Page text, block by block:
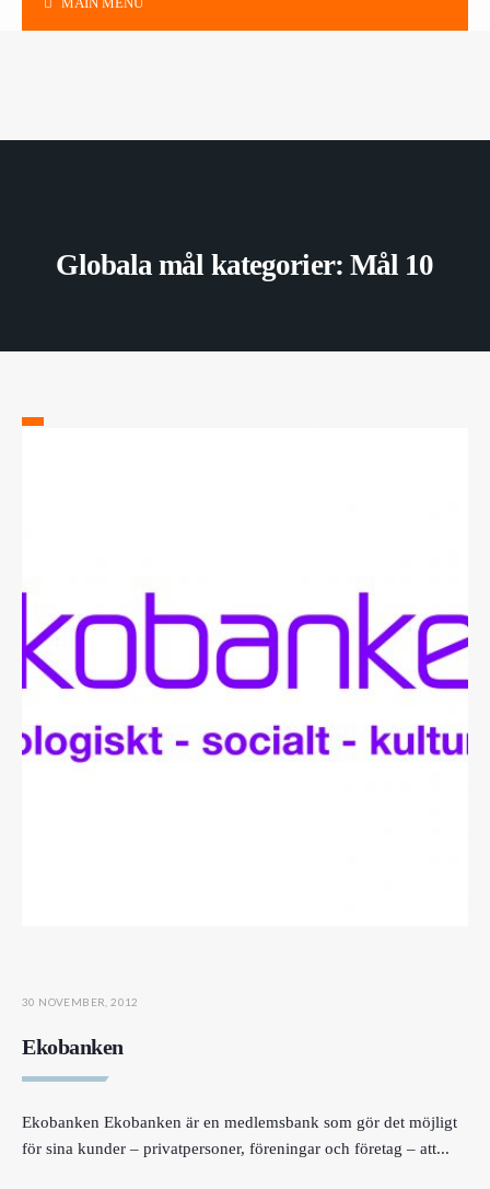
Globala mål kategorier: Mål 10
30 NOVEMBER, 2012
Ekobanken
Ekobanken Ekobanken är en medlemsbank som gör det möjligt
för sina kunder – privatpersoner, föreningar och företag – att...